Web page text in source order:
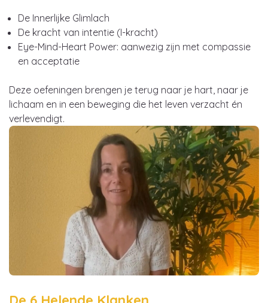
De Innerlijke Glimlach
De kracht van intentie (I-kracht)
Eye-Mind-Heart Power: aanwezig zijn met compassie
en acceptatie
Deze oefeningen brengen je terug naar je hart, naar je
lichaam en in een beweging die het leven verzacht én
verlevendigt.